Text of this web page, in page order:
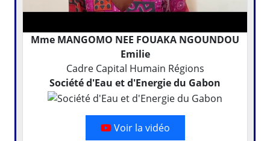
Mme MANGOMO NEE FOUAKA NGOUNDOU
Emilie
Cadre Capital Humain Régions
Société d'Eau et d'Energie du Gabon
Voir la vidéo